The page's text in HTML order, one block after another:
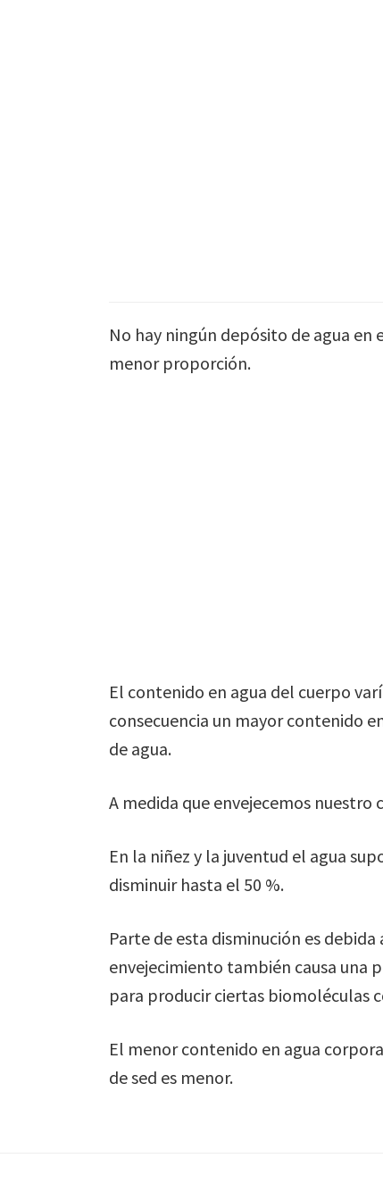
No hay ningún depósito de agua
menor proporción.
El contenido en agua del cuerpo
consecuencia un mayor contenido
de agua.
A medida que envejecemos nuestro
En la niñez y la juventud el agua
disminuir hasta el 50 %.
Parte de esta disminución es
envejecimiento también causa una
para producir ciertas biomoléculas
El menor contenido en agua
de sed es menor.